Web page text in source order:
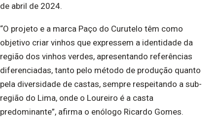
de abril de 2024.
“O projeto e a marca Paço do Curutelo têm como
objetivo criar vinhos que expressem a identidade da
região dos vinhos verdes, apresentando referências
diferenciadas, tanto pelo método de produção quanto
pela diversidade de castas, sempre respeitando a sub-
região do Lima, onde o Loureiro é a casta
predominante”, afirma o enólogo Ricardo Gomes.